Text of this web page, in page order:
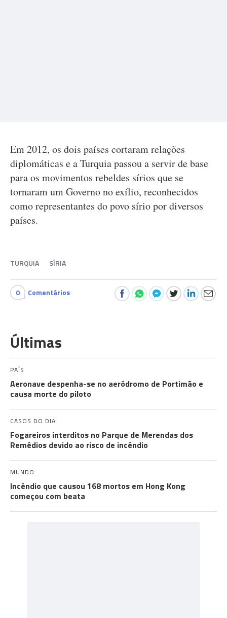
Em 2012, os dois países cortaram relações
diplomáticas e a Turquia passou a servir de base
para os movimentos rebeldes sírios que se
tornaram um Governo no exílio, reconhecidos
como representantes do povo sírio por diversos
países.
TURQUIA SÍRIA
0 Comentários
Últimas
PAÍS
Aeronave despenha-se no aeródromo de Portimão e
causa morte do piloto
CASOS DO DIA
Fogareiros interditos no Parque de Merendas dos
Remédios devido ao risco de incêndio
MUNDO
Incêndio que causou 168 mortos em Hong Kong
começou com beata